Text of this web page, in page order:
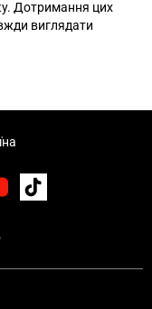
Дотримання цих
виглядати